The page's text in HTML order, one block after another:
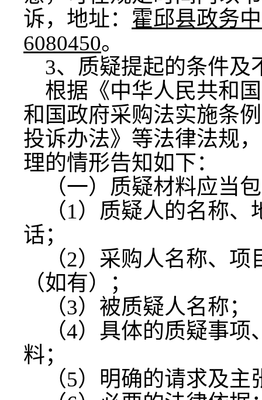
诉，地址： 霍邱县政务
6080450。
3、 质疑提起的条件及
根据《中华人民共和
和国政府采购法实施条
投诉办法》等法律法规
理的情形告知如下：
（一）质疑材料应当
（1）质疑人的名称、
话；
（2）采购人名称、项
（如有）；
（3）被质疑人名称；
（4）具体的质疑事项
料；
（5）明确的请求及主